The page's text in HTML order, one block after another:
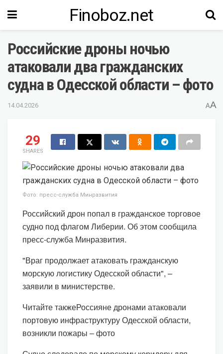
Finoboz.net
Российские дроны ночью
атаковали два гражданских
судна в Одесской области – фото
14.04.2026 AA
29
SHARES
Фото: пресс-служба Минразвития
Российский дрон попал в гражданское торговое
судно под флагом Либерии. Об этом сообщила
пресс-служба Минразвития.
"Враг продолжает атаковать гражданскую
морскую логистику Одесской области", –
заявили в министерстве.
Читайте такжеРоссияне дронами атаковали
портовую инфраструктуру Одесской области,
возникли пожары – фото